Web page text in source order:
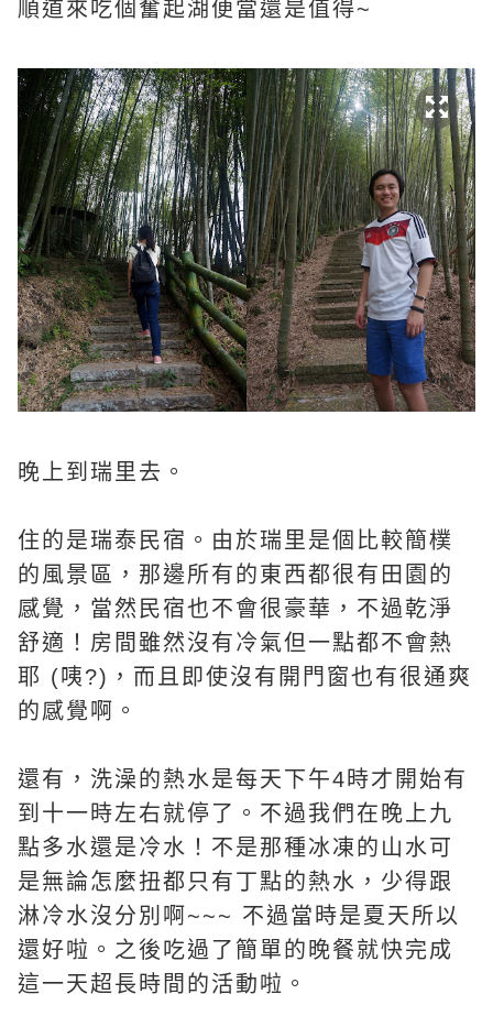
順道來吃個奮起湖便當還是值得~
晚上到瑞里去。
住的是瑞泰民宿。由於瑞里是個比較簡樸
的風景區，那邊所有的東西都很有田園的
感覺，當然民宿也不會很豪華，不過乾淨
舒適！房間雖然沒有冷氣但一點都不會熱
耶 (咦?)，而且即使沒有開門窗也有很通爽
的感覺啊。
還有，洗澡的熱水是每天下午4時才開始有
到十一時左右就停了。不過我們在晚上九
點多水還是冷水！不是那種冰凍的山水可
是無論怎麼扭都只有丁點的熱水，少得跟
淋冷水沒分別啊~~~ 不過當時是夏天所以
還好啦。之後吃過了簡單的晚餐就快完成
這一天超長時間的活動啦。